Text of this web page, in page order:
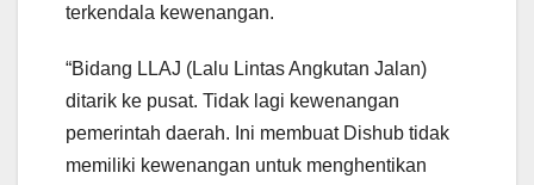
terkendala kewenangan.
“Bidang LLAJ (Lalu Lintas Angkutan Jalan)
ditarik ke pusat. Tidak lagi kewenangan
pemerintah daerah. Ini membuat Dishub tidak
memiliki kewenangan untuk menghentikan